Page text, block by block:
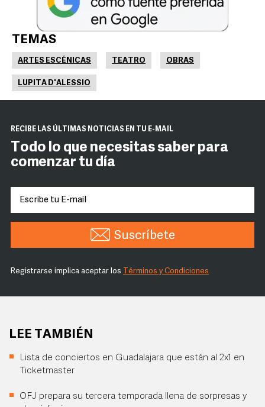
TEMAS
ARTES ESCÉNICAS TEATRO OBRAS
LUPITA D'ALESSIO
RECIBE LAS ÚLTIMAS NOTICIAS EN TU E-MAIL
Todo lo que necesitas saber para
comenzar tu día
Suscríbete
Registrarse implica aceptar los Términos y Condiciones
LEE TAMBIÉN
Lista de conciertos en Guadalajara que están al 2x1 en
Ticketmaster
OFJ prepara su tercera temporada llena de sorpresas y